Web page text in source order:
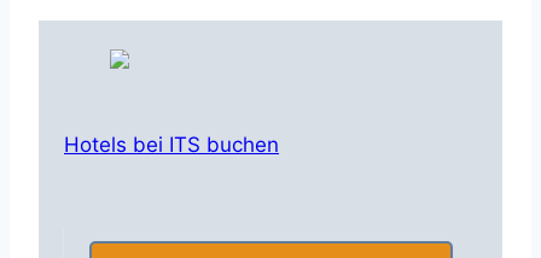
Hotels bei ITS buchen